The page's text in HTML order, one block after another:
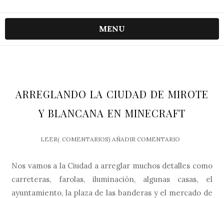
MENU
ARREGLANDO LA CIUDAD DE MIROTE
Y BLANCANA EN MINECRAFT
LEER( COMENTARIOS) AÑADIR COMENTARIO
Nos vamos a la Ciudad a arreglar muchos detalles como
carreteras, farolas, iluminación, algunas casas, el
ayuntamiento, la plaza de las banderas y el mercado de